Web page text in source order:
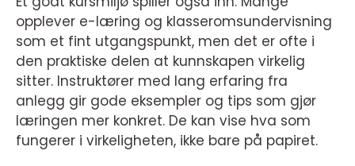
opplever e-læring og klasseromsundervisning
som et fint utgangspunkt, men det er ofte i
den praktiske delen at kunnskapen virkelig
sitter. Instruktører med lang erfaring fra
anlegg gir gode eksempler og tips som gjør
læringen mer konkret. De kan vise hva som
fungerer i virkeligheten, ikke bare på papiret.